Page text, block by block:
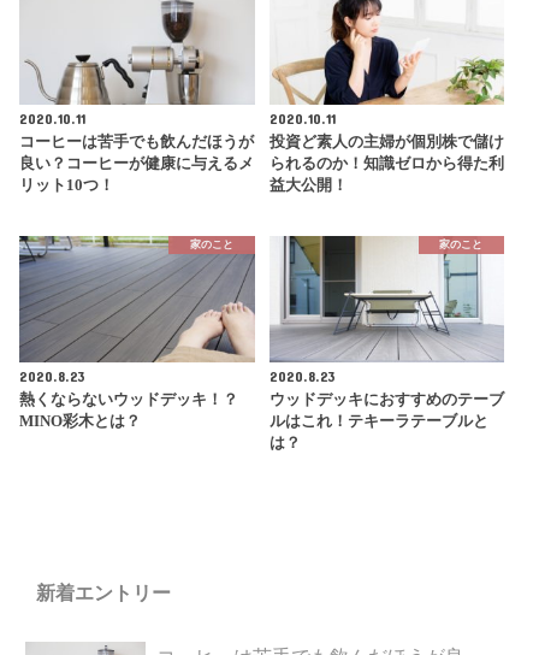
2020.10.11
コーヒーは苦手でも飲んだほうが
良い？コーヒーが健康に与えるメ
リット10つ！
2020.10.11
投資ど素人の主婦が個別株で儲け
られるのか！知識ゼロから得た利
益大公開！
家のこと
2020.8.23
熱くならないウッドデッキ！？
MINO彩木とは？
家のこと
2020.8.23
ウッドデッキにおすすめのテーブ
ルはこれ！テキーラテーブルと
は？
新着エントリー